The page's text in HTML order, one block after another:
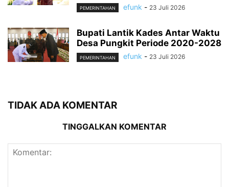
PEMERINTAHAN efunk - 23 Juli 2026
Bupati Lantik Kades Antar Waktu
Desa Pungkit Periode 2020-2028
PEMERINTAHAN efunk - 23 Juli 2026
TIDAK ADA KOMENTAR
TINGGALKAN KOMENTAR